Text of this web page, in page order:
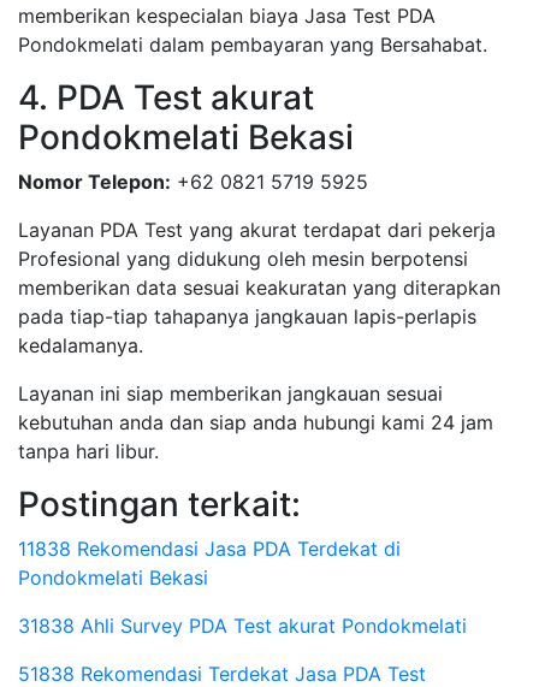
memberikan kespecialan biaya Jasa Test PDA
Pondokmelati dalam pembayaran yang Bersahabat.
4. PDA Test akurat
Pondokmelati Bekasi
Nomor Telepon: +62 0821 5719 5925
Layanan PDA Test yang akurat terdapat dari pekerja
Profesional yang didukung oleh mesin berpotensi
memberikan data sesuai keakuratan yang diterapkan
pada tiap-tiap tahapanya jangkauan lapis-perlapis
kedalamanya.
Layanan ini siap memberikan jangkauan sesuai
kebutuhan anda dan siap anda hubungi kami 24 jam
tanpa hari libur.
Postingan terkait:
11838 Rekomendasi Jasa PDA Terdekat di
Pondokmelati Bekasi
31838 Ahli Survey PDA Test akurat Pondokmelati
51838 Rekomendasi Terdekat Jasa PDA Test